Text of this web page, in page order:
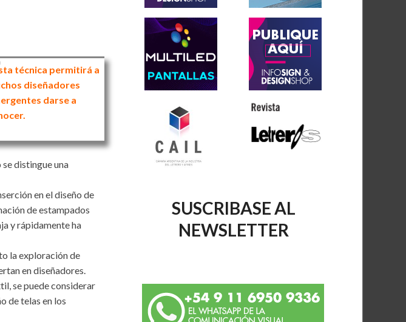
técnica permitirá a
diseñadores
darse a
distingue una
en el diseño de
de estampados
y rápidamente ha
la exploración de
en diseñadores.
se puede considerar
de telas en los
SUSCRIBASE AL
NEWSLETTER